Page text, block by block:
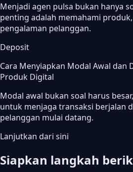
Menjadi agen pulsa bukan hanya
penting adalah memahami
pengalaman pelanggan.
Deposit
Cara Menyiapkan Modal Awal dan
Produk Digital
Modal awal bukan soal harus
untuk menjaga transaksi berjalan
pelanggan mulai datang.
Lanjutkan dari sini
Siapkan langkah